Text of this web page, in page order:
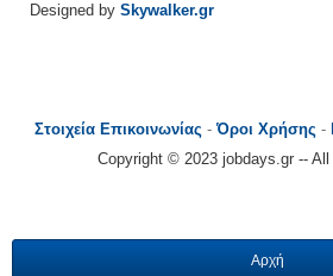
Designed by Skywalker.gr
Στοιχεία Επικοινωνίας -Όροι Χρήσης -
Copyright © 2023 jobdays.gr --
Αρχή